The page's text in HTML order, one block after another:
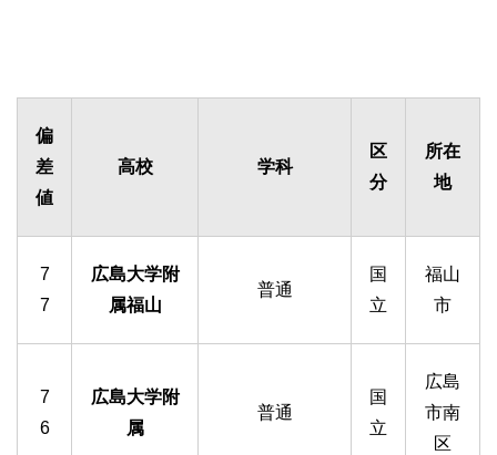
偏
差
値
高校 学科
区
分
所在
地
7
7
広島大学附
属福山
普通
国
立
福山
市
7
6
広島大学附
属
普通
国
立
広島
市南
区